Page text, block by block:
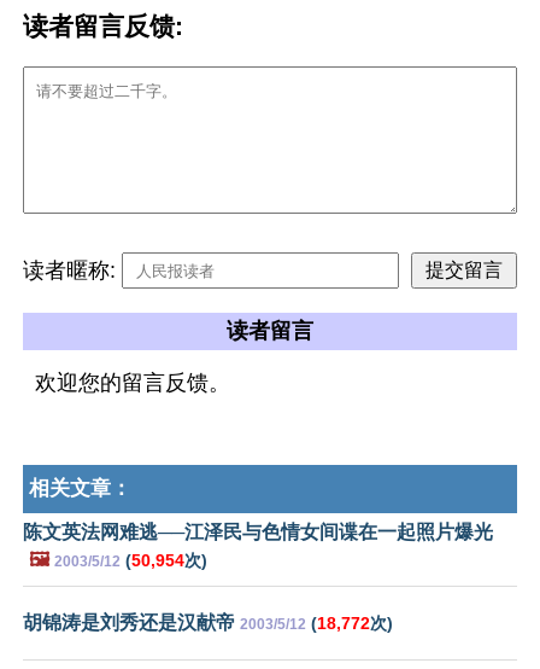
读者留言反馈:
读者暱称:
读者留言
欢迎您的留言反馈。
相关文章：
陈文英法网难逃──江泽民与色情女间谍在一起照片爆光
🖼️ 2003/5/12 (50,954次)
胡锦涛是刘秀还是汉献帝 2003/5/12 (18,772次)